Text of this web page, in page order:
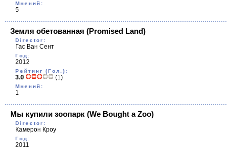
Мнений:
5
Земля обетованная (Promised Land)
Director:
Гас Ван Сент
Год:
2012
Рейтинг (Гол.):
3.0 (1)
Мнений:
1
Мы купили зоопарк (We Bought a Zoo)
Director:
Камерон Кроу
Год:
2011